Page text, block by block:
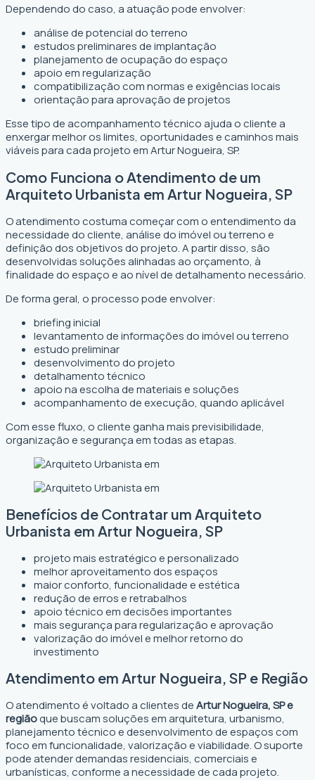
Dependendo do caso, a atuação pode envolver:
análise de potencial do terreno
estudos preliminares de implantação
planejamento de ocupação do espaço
apoio em regularização
compatibilização com normas e exigências locais
orientação para aprovação de projetos
Esse tipo de acompanhamento técnico ajuda o cliente a
enxergar melhor os limites, oportunidades e caminhos mais
viáveis para cada projeto em Artur Nogueira, SP.
Como Funciona o Atendimento de um
Arquiteto Urbanista em Artur Nogueira, SP
O atendimento costuma começar com o entendimento da
necessidade do cliente, análise do imóvel ou terreno e
definição dos objetivos do projeto. A partir disso, são
desenvolvidas soluções alinhadas ao orçamento, à
finalidade do espaço e ao nível de detalhamento necessário.
De forma geral, o processo pode envolver:
briefing inicial
levantamento de informações do imóvel ou terreno
estudo preliminar
desenvolvimento do projeto
detalhamento técnico
apoio na escolha de materiais e soluções
acompanhamento de execução, quando aplicável
Com esse fluxo, o cliente ganha mais previsibilidade,
organização e segurança em todas as etapas.
Benefícios de Contratar um Arquiteto
Urbanista em Artur Nogueira, SP
projeto mais estratégico e personalizado
melhor aproveitamento dos espaços
maior conforto, funcionalidade e estética
redução de erros e retrabalhos
apoio técnico em decisões importantes
mais segurança para regularização e aprovação
valorização do imóvel e melhor retorno do
investimento
Atendimento em Artur Nogueira, SP e Região
O atendimento é voltado a clientes deArtur Nogueira, SP e
regiãoque buscam soluções em arquitetura, urbanismo,
planejamento técnico e desenvolvimento de espaços com
foco em funcionalidade, valorização e viabilidade. O suporte
pode atender demandas residenciais, comerciais e
urbanísticas, conforme a necessidade de cada projeto.